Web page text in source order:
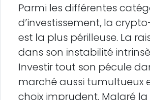
Parmi les différentes
d’investissement, la
est la plus périlleuse. La
dans son instabilité
Investir tout son pécule
marché aussi tumultueux
choix imprudent. Malgré la